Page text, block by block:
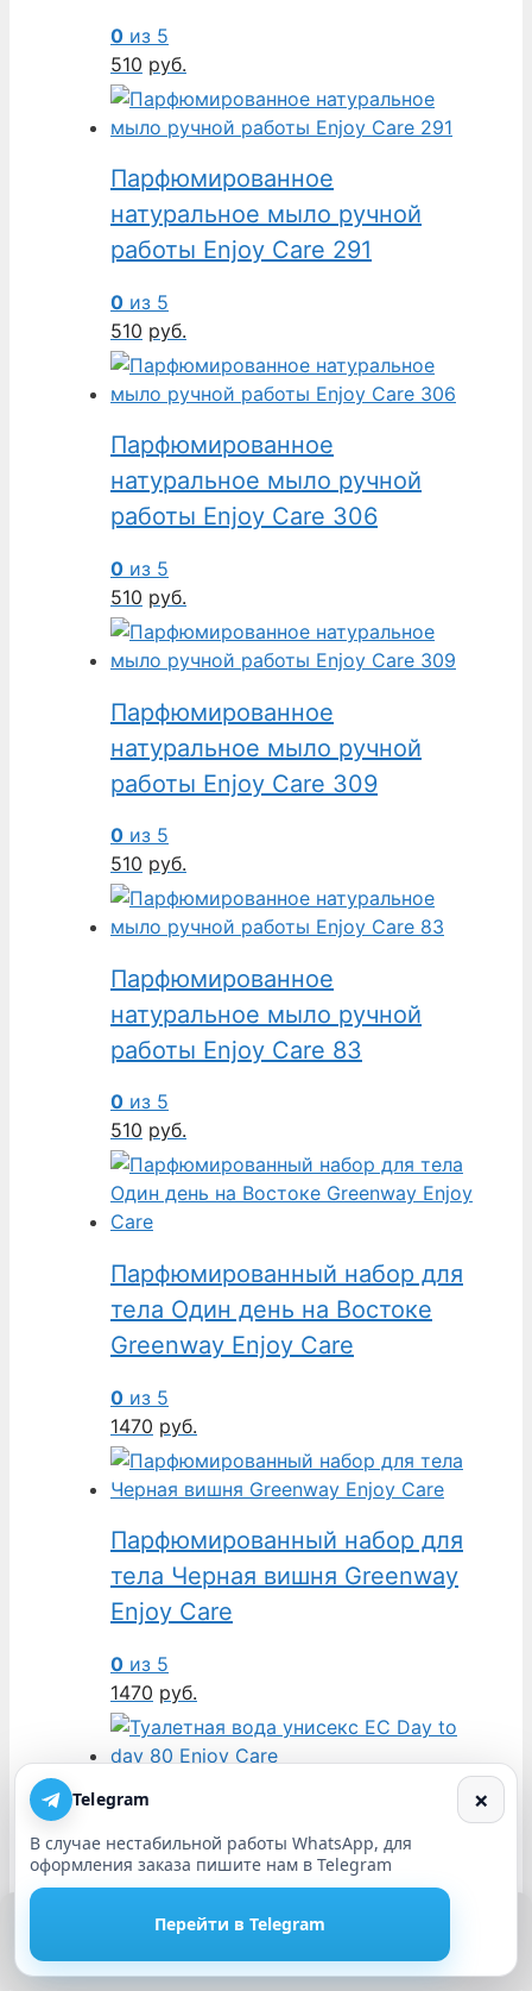
×
Telegram
В случае нестабильной работы WhatsApp, для
оформления заказа пишите нам в Telegram
Перейти в Telegram
0 из 5
510 руб.
Парфюмированное
натуральное мыло ручной
работы Enjoy Care 291
0 из 5
510 руб.
Парфюмированное
натуральное мыло ручной
работы Enjoy Care 306
0 из 5
510 руб.
Парфюмированное
натуральное мыло ручной
работы Enjoy Care 309
0 из 5
510 руб.
Парфюмированное
натуральное мыло ручной
работы Enjoy Care 83
0 из 5
510 руб.
Парфюмированный набор для
тела Один день на Востоке
Greenway Enjoy Care
0 из 5
1470 руб.
Парфюмированный набор для
тела Черная вишня Greenway
Enjoy Care
0 из 5
1470 руб.
Туалетная вода унисекс EC Day
to day 80 Enjoy Care
Аналог аромата Calvin Klein CK One
1250 руб.
Этот сайт использует cookie. Нажимая кнопку Принять или
продолжая использовать сайт, Вы даете свое согласие на
работу с этими файлами.
Принять